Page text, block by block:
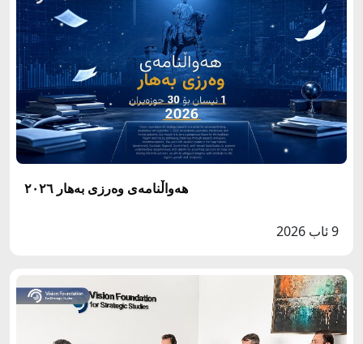
هەواڵنامەی وەرزی بەهار ٢٠٢٦
9 ئاب 2026